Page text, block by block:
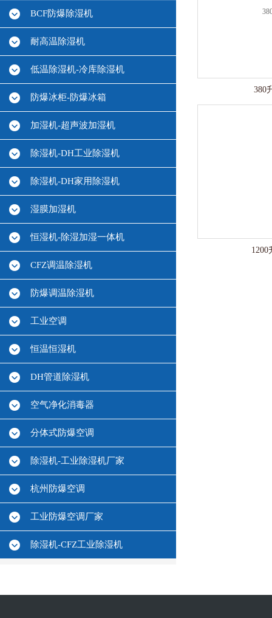
BCF防爆除湿机
耐高温除湿机
低温除湿机-冷库除湿机
防爆冰柜-防爆冰箱
加湿机-超声波加湿机
除湿机-DH工业除湿机
除湿机-DH家用除湿机
湿膜加湿机
恒湿机-除湿加湿一体机
CFZ调温除湿机
防爆调温除湿机
工业空调
恒温恒湿机
DH管道除湿机
空气净化消毒器
分体式防爆空调
除湿机-工业除湿机厂家
杭州防爆空调
工业防爆空调厂家
除湿机-CFZ工业除湿机
380
1200